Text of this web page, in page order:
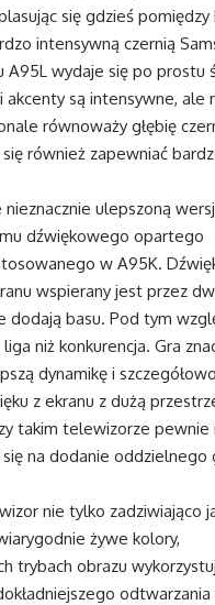
się gdzieś pomiędzy
intensywną czernią
A95L wydaje się po prostu
akcenty są intensywne, ale
równoważy głębię
również zapewniać
ulepszoną
dźwiękowego opartego
w A95K.
wspierany jest przez
dodają basu. Pod tym
niż konkurencja. Gra
dynamikę i
z ekranu z dużą
takim telewizorze pewnie
na dodanie oddzielnego
nie tylko zadziwiająco
żywe kolory,
trybach obrazu